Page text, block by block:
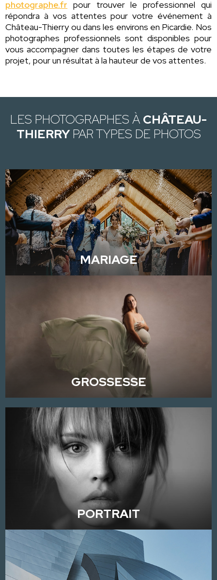
photographe.fr pour trouver le professionnel qui
répondra à vos attentes pour votre événement à
Château-Thierry ou dans les environs en Picardie. Nos
photographes professionnels sont disponibles pour
vous accompagner dans toutes les étapes de votre
projet, pour un résultat à la hauteur de vos attentes.
LES PHOTOGRAPHES À CHÂTEAU-
THIERRYPAR TYPES DE PHOTOS
MARIAGE
GROSSESSE
PORTRAIT